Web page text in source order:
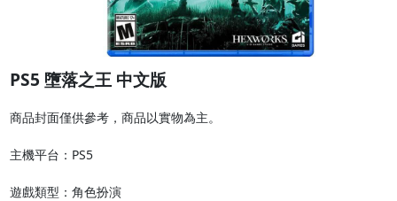
PS5 墮落之王 中文版
商品封面僅供參考，商品以實物為主。
主機平台：PS5
遊戲類型：角色扮演